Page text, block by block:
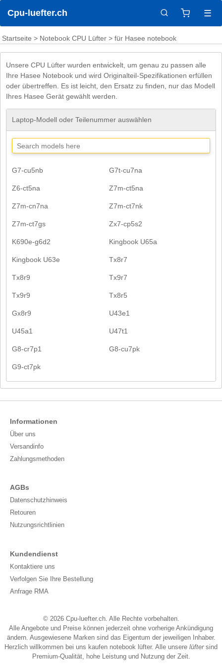
Cpu-luefter.ch ☰
Startseite > Notebook CPU Lüfter > für Hasee notebook
Unsere CPU Lüfter wurden entwickelt, um genau zu passen alle
Ihre Hasee Notebook und wird Originalteil-Spezifikationen erfüllen
oder übertreffen. Es ist leicht, den Ersatz zu finden, nur das Modell
Ihres Hasee Gerät gewählt werden.
Laptop-Modell oder Teilenummer auswählen
G7-cu5nb G7t-cu7na
Z6-ct5na Z7m-ct5na
Z7m-cn7na Z7m-ct7nk
Z7m-ct7gs Zx7-cp5s2
K690e-g6d2 Kingbook U65a
Kingbook U63e Tx8r7
Tx8r9 Tx9r7
Tx9r9 Tx8r5
Gx8r9 U43e1
U45a1 U47t1
G8-cr7p1 G8-cu7pk
G9-ct7pk
Informationen
Über uns
Versandinfo
Zahlungsmethoden
AGBs
Datenschutzhinweis
Retouren
Nutzungsrichtlinien
Kundendienst
Kontaktiere uns
Verfolgen Sie Ihre Bestellung
Anfrage RMA
© 2026 Cpu-luefter.ch. Alle Rechte vorbehalten.
Alle Angebote und Preise können jederzeit ohne vorherige Ankündigung
ändern. Ausgewiesene Marken sind das Eigentum der jeweiligen Inhaber.
Herzlich willkommen bei uns kaufen notebook lüfter. Alle unsere lüftersind
Premium-Qualität, hohe Leistung und Nutzung der Zeit.